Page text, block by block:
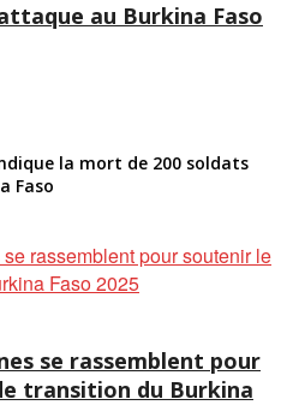
au Burkina Faso
la mort de 200 soldats
Faso
se rassemblent pour
transition du Burkina